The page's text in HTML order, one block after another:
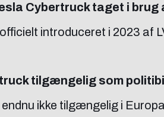
Cybertruck taget i
introduceret i 2023 af
tilgængelig som
ikke tilgængelig i